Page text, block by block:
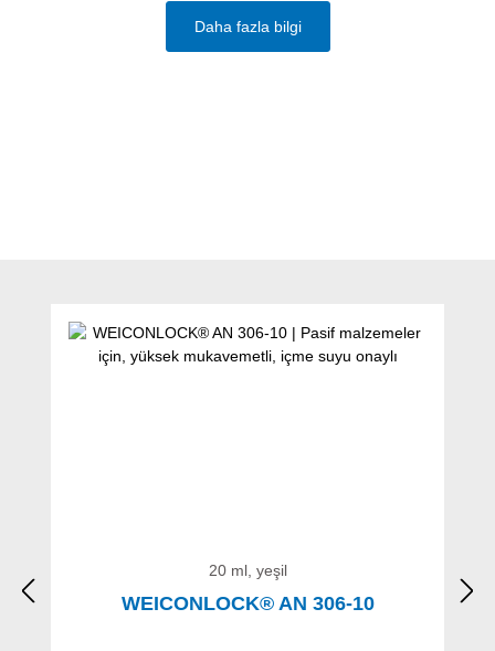
Daha fazla bilgi
20 ml, yeşil
WEICONLOCK® AN 306-10